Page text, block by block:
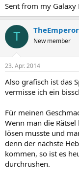
Sent from my Galaxy
T TheEmperor
New member
23. Apr. 2014
Also grafisch ist das
vermisse ich ein
Für meinen
Wenn man die
lösen musste und
denn der nächste
kommen, so ist es
durchrushen.